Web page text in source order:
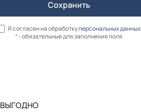
Я согласен на обработкуперсональных данных
*- обязательные для заполнения поля
ВЫГОДНО